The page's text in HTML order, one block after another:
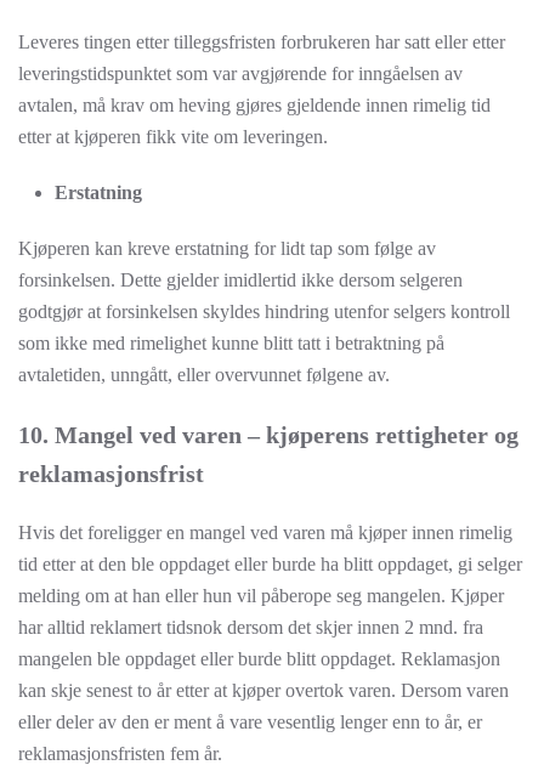
Leveres tingen etter tilleggsfristen forbrukeren har satt eller etter
leveringstidspunktet som var avgjørende for inngåelsen av
avtalen, må krav om heving gjøres gjeldende innen rimelig tid
etter at kjøperen fikk vite om leveringen.
Erstatning
Kjøperen kan kreve erstatning for lidt tap som følge av
forsinkelsen. Dette gjelder imidlertid ikke dersom selgeren
godtgjør at forsinkelsen skyldes hindring utenfor selgers kontroll
som ikke med rimelighet kunne blitt tatt i betraktning på
avtaletiden, unngått, eller overvunnet følgene av.
10. Mangel ved varen – kjøperens rettigheter og
reklamasjonsfrist
Hvis det foreligger en mangel ved varen må kjøper innen rimelig
tid etter at den ble oppdaget eller burde ha blitt oppdaget, gi selger
melding om at han eller hun vil påberope seg mangelen. Kjøper
har alltid reklamert tidsnok dersom det skjer innen 2 mnd. fra
mangelen ble oppdaget eller burde blitt oppdaget. Reklamasjon
kan skje senest to år etter at kjøper overtok varen. Dersom varen
eller deler av den er ment å vare vesentlig lenger enn to år, er
reklamasjonsfristen fem år.